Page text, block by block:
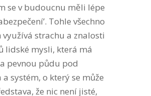
se v budoucnu měli lépe
Tohle všechno
strachu a znalosti
lidské mysli, která má
pevnou půdu pod
systém, o který se může
že nic není jisté,